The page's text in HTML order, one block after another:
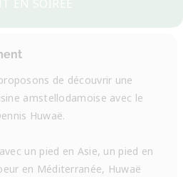
de découvrir une
amstellodamoise avec le
Huwaë.
un pied en Asie, un pied en
en Méditerranée, Huwaë